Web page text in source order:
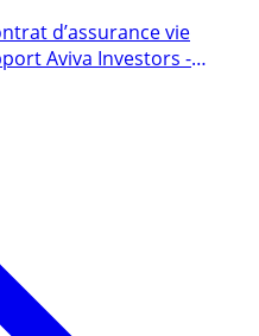
climatique est
Aviva Investors -